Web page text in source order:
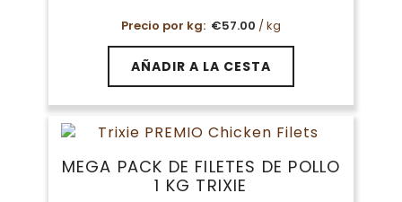
Precio por kg: €57.00 / kg
AÑADIR A LA CESTA
MEGA PACK DE FILETES DE POLLO
1 KG TRIXIE